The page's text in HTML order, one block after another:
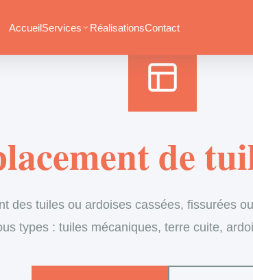
AccueilServices RéalisationsContact
de
des tuiles ou ardoises cassées, fissurées
types : tuiles mécaniques, terre cuite,